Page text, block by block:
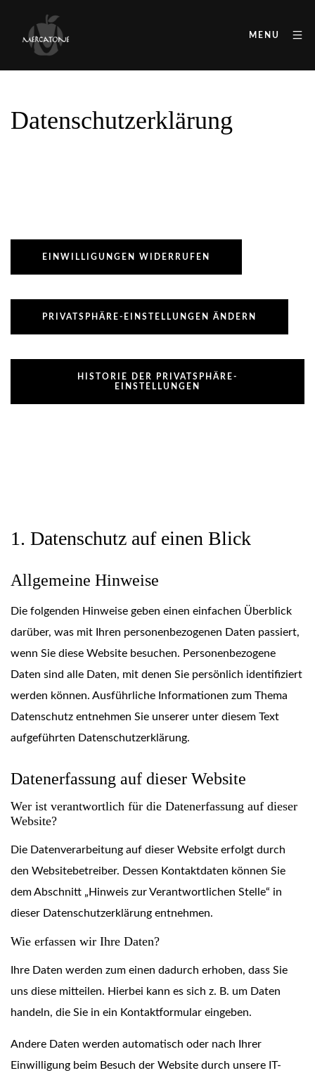
MENU
Datenschutz­erklärung
EINWILLIGUNGEN WIDERRUFEN
PRIVATSPHÄRE-EINSTELLUNGEN ÄNDERN
HISTORIE DER PRIVATSPHÄRE-
EINSTELLUNGEN
1. Datenschutz auf einen Blick
Allgemeine Hinweise
Die folgenden Hinweise geben einen einfachen Überblick
darüber, was mit Ihren personenbezogenen Daten passiert,
wenn Sie diese Website besuchen. Personenbezogene
Daten sind alle Daten, mit denen Sie persönlich identifiziert
werden können. Ausführliche Informationen zum Thema
Datenschutz entnehmen Sie unserer unter diesem Text
aufgeführten Datenschutzerklärung.
Datenerfassung auf dieser Website
Wer ist verantwortlich für die Datenerfassung auf dieser
Website?
Die Datenverarbeitung auf dieser Website erfolgt durch
den Websitebetreiber. Dessen Kontaktdaten können Sie
dem Abschnitt „Hinweis zur Verantwortlichen Stelle“ in
dieser Datenschutzerklärung entnehmen.
Wie erfassen wir Ihre Daten?
Ihre Daten werden zum einen dadurch erhoben, dass Sie
uns diese mitteilen. Hierbei kann es sich z. B. um Daten
handeln, die Sie in ein Kontaktformular eingeben.
Andere Daten werden automatisch oder nach Ihrer
Einwilligung beim Besuch der Website durch unsere IT-